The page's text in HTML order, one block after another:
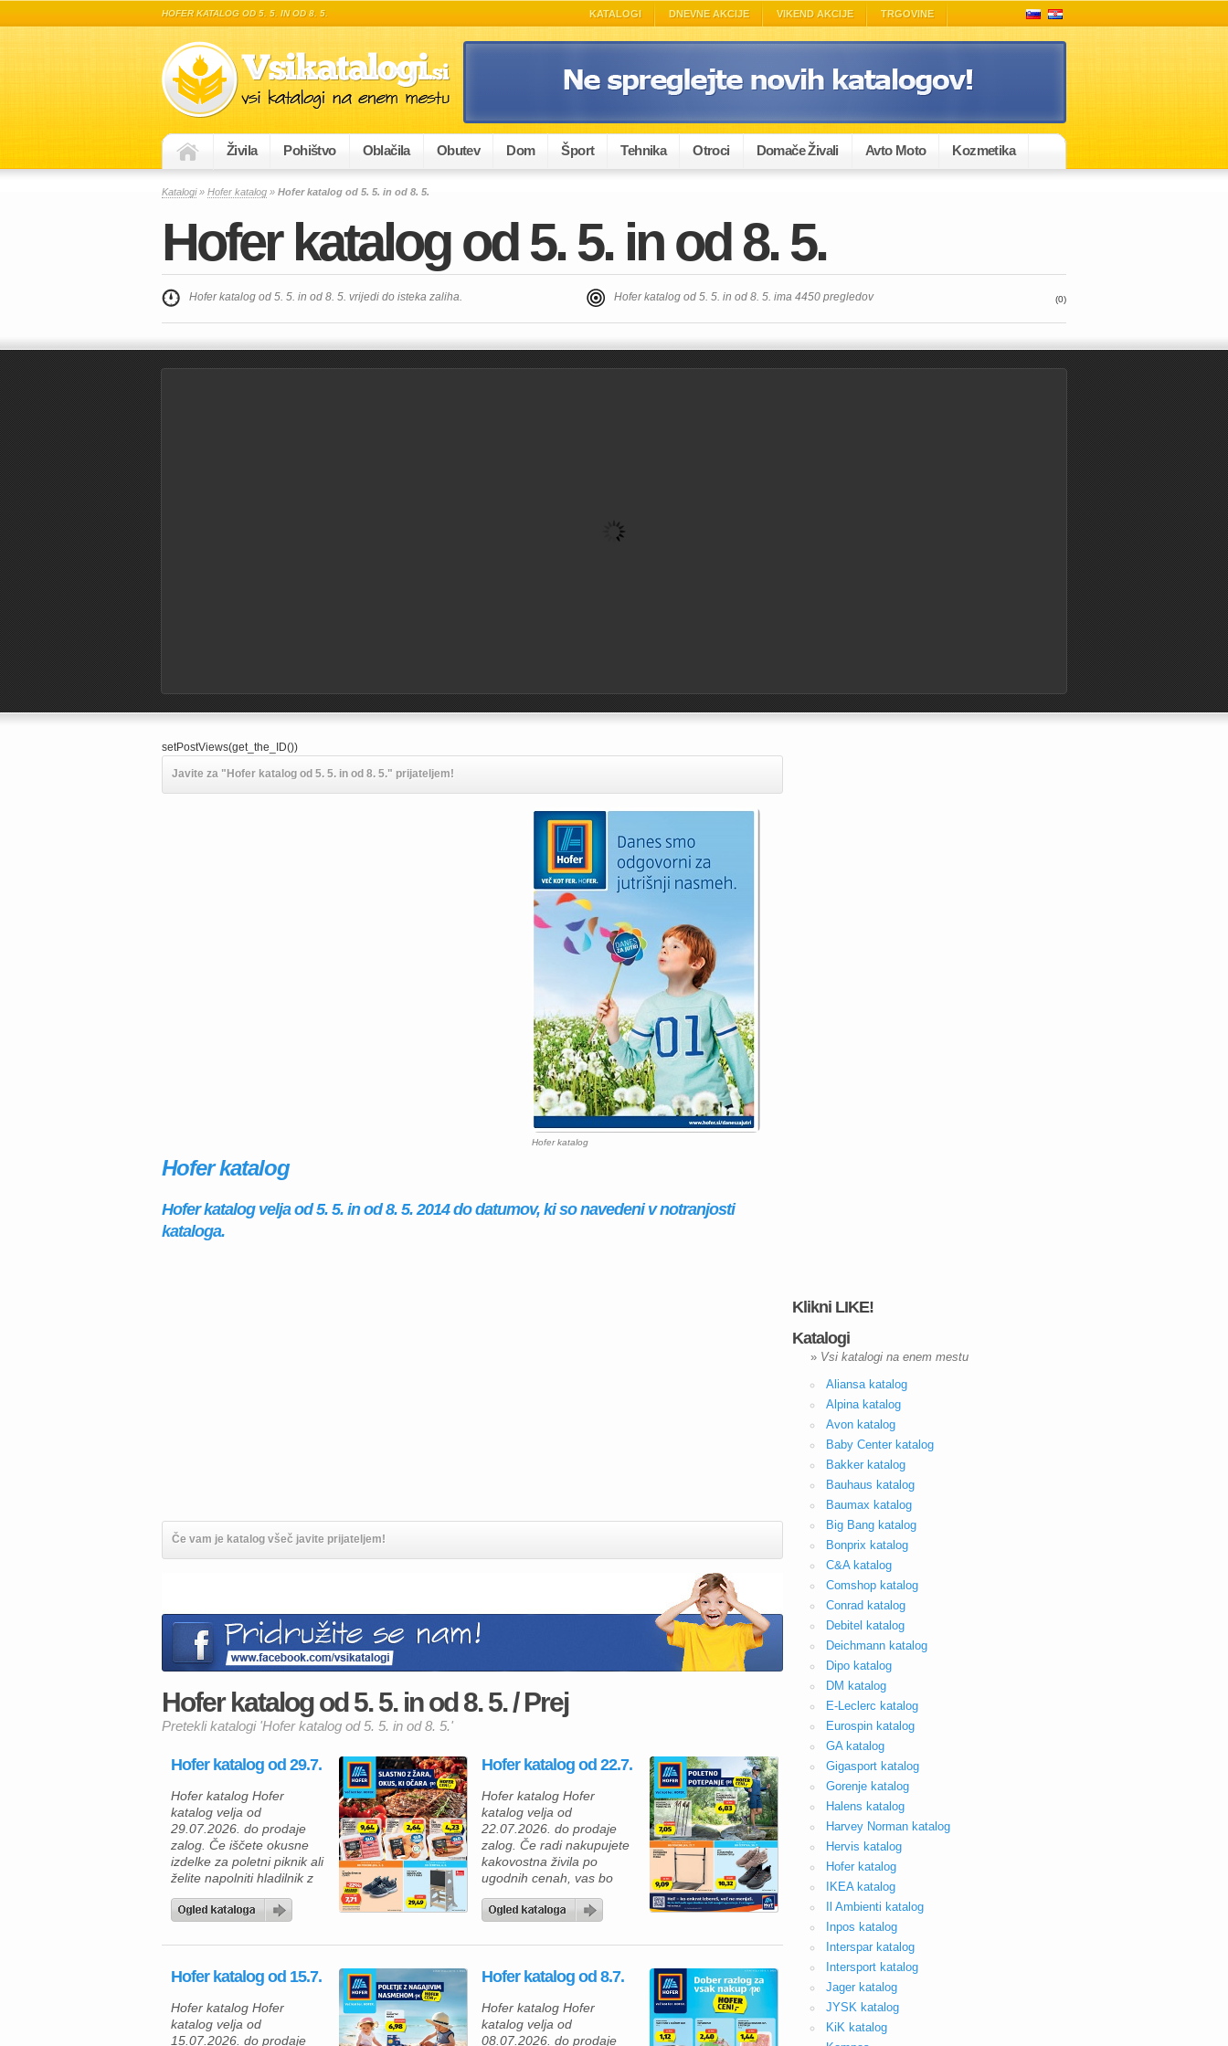
HOFER KATALOG OD 5. 5. IN OD 8. 5. KATALOGI DNEVNE AKCIJE VIKEND AKCIJE TRGOVINE
Živila Pohištvo Oblačila Obutev Dom Šport Tehnika Otroci Domače Živali Avto Moto Kozmetika
Katalogi» Hofer katalog » Hofer katalog od 5. 5. in od 8. 5.
Hofer katalog od 5. 5. in od 8. 5.
Hofer katalog od 5. 5. in od 8. 5. vrijedi do isteka zaliha. Hofer katalog od 5. 5. in od 8. 5. ima 4450 pregledov (0)
setPostViews(get_the_ID())
Javite za "Hofer katalog od 5. 5. in od 8. 5." prijateljem!
Hofer katalog
Hofer katalog
Hofer katalog velja od 5. 5. in od 8. 5. 2014 do datumov, ki so navedeni v notranjosti
kataloga.
Če vam je katalog všeč javite prijateljem!
Hofer katalog od 5. 5. in od 8. 5. / Prej
Pretekli katalogi 'Hofer katalog od 5. 5. in od 8. 5.'
Hofer katalog od 29.7.
Hofer katalog Hofer
katalog velja od
29.07.2026. do prodaje
zalog. Če iščete okusne
izdelke za poletni piknik ali
želite napolniti hladilnik z
Hoferjeva ponudba,
zagotovo navdušila. V
kakovostni mesni izdelki
dobrote, mlečni izdelki ter
številni vsakodnevni izdelki
po trajno znižanih […]
Hofer katalog od 22.7.
Hofer katalog Hofer
katalog velja od
22.07.2026. do prodaje
zalog. Če radi nakupujete
kakovostna živila po
ugodnih cenah, vas bo
kataloga zagotovo
katalogu vas čakajo izdelki
okusne prehranske
novimi, še nižjimi rednimi
cenami. Tako lahko
prihranite pri vsakem
Hofer katalog od 15.7.
Hofer katalog Hofer
katalog velja od
15.07.2026. do prodaje
Hofer katalog od 8.7.
Hofer katalog Hofer
katalog velja od
08.07.2026. do prodaje
Klikni LIKE!
Katalogi
» Vsi katalogi na enem mestu
Aliansa katalog
Alpina katalog
Avon katalog
Baby Center katalog
Bakker katalog
Bauhaus katalog
Baumax katalog
Big Bang katalog
Bonprix katalog
C&A katalog
Comshop katalog
Conrad katalog
Debitel katalog
Deichmann katalog
Dipo katalog
DM katalog
E-Leclerc katalog
Eurospin katalog
GA katalog
Gigasport katalog
Gorenje katalog
Halens katalog
Harvey Norman katalog
Hervis katalog
Hofer katalog
IKEA katalog
Il Ambienti katalog
Inpos katalog
Interspar katalog
Intersport katalog
Jager katalog
JYSK katalog
KiK katalog